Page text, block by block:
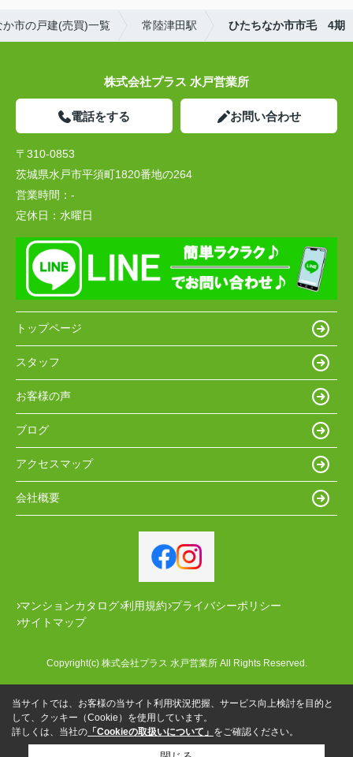
か市の戸建(売買)一覧 常陸津田駅 ひたちなか市市毛 4期
株式会社プラス 水戸営業所
電話をする お問い合わせ
〒310-0853
茨城県水戸市平須町1820番地の264
営業時間： -
定休日： 水曜日
トップページ
スタッフ
お客様の声
ブログ
アクセスマップ
会社概要
マンションカタログ 利用規約 プライバシーポリシー
サイトマップ
Copyright(c) 株式会社プラス 水戸営業所 All Rights Reserved.
当サイトでは、お客様の当サイト利用状況把握、サービス向上検討を目的と
して、クッキー（Cookie）を使用しています。
詳しくは、当社の 「Cookieの取扱いについて」 をご確認ください。